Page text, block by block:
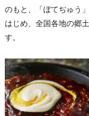
のもと、「ぼてぢゅう
はじめ、全国各地の郷
す。